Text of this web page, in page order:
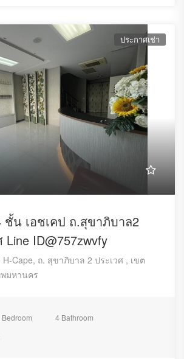
ประกาศเช่า
ชั้น เอชเคป ถ.สุขาภิบาล2
Line ID@757zwvfy
H-Cape, ถ. สุขาภิบาล 2 ประเวศ , เขต
พมหานคร
Bedroom
4 Bathroom